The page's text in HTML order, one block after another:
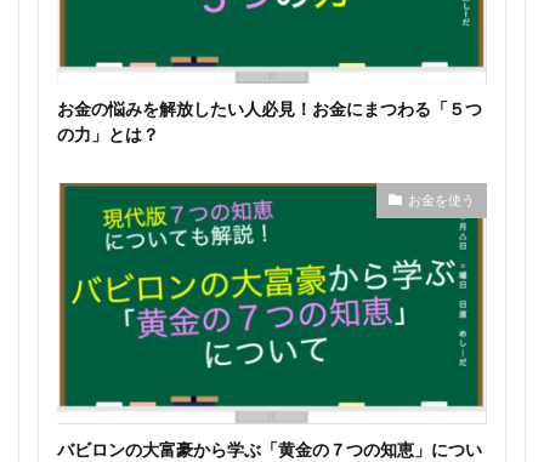
お金の悩みを解放したい人必見！お金にまつわる「５つ
の力」とは？
お金を使う
バビロンの大富豪から学ぶ「黄金の７つの知恵」につい